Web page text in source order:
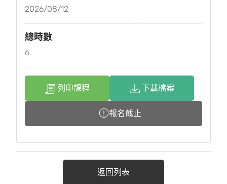
2026/08/12
總時數
6
列印課程 下載檔案
報名截止
返回列表